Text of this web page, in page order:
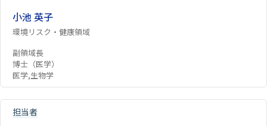
小池 英子
環境リスク・健康領域
副領域長
博士（医学）
医学,生物学
担当者